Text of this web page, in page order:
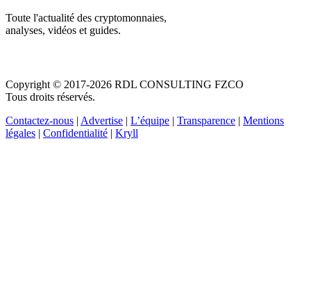
Toute l'actualité des cryptomonnaies,
analyses, vidéos et guides.
Copyright © 2017-2026 RDL CONSULTING FZCO
Tous droits réservés.
Contactez-nous | Advertise | L’équipe | Transparence | Mentions
légales | Confidentialité | Kryll